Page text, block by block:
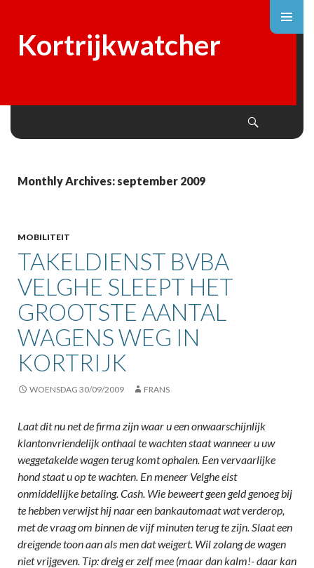
Kortrijkwatcher
Monthly Archives: september 2009
MOBILITEIT
TAKELDIENST BVBA
VELGHE SLEEPT HET
GROOTSTE AANTAL
WAGENS WEG IN
KORTRIJK
WOENSDAG 30/09/2009 FRANS
Laat dit nu net de firma zijn waar u een onwaarschijnlijk
klantonvriendelijk onthaal te wachten staat wanneer u uw
weggetakelde wagen terug komt ophalen. Een vervaarlijke
hond staat u op te wachten. En meneer Velghe eist
onmiddellijke betaling. Cash. Wie beweert geen geld genoeg bij
te hebben verwijst hij naar een bankautomaat wat verderop,
met de vraag om binnen de vijf minuten terug te zijn. Slaat een
dreigende toon aan als men dat weigert. Wil zolang de wagen
niet vrijgeven. Tip: dreig er zelf mee (maar dan kalm!- daar kan